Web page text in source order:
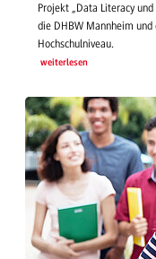
Projekt „Data Literacy
die DHBW Mannheim und
Hochschulniveau.
weiterlesen